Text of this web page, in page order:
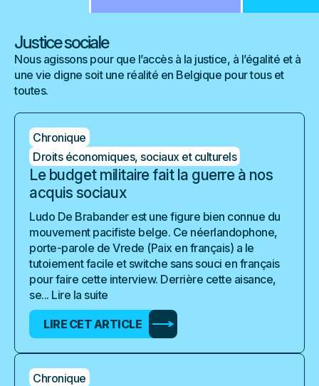
Justice sociale
Nous agissons pour que l’accès à la justice, à l’égalité et à
une vie digne soit une réalité en Belgique pour tous et
toutes.
Chronique
Droits économiques, sociaux et culturels
Le budget militaire fait la guerre à nos
acquis sociaux
Ludo De Brabander est une figure bien connue du
mouvement pacifiste belge. Ce néerlandophone,
porte-parole de Vrede (Paix en français) a le
tutoiement facile et switche sans souci en français
pour faire cette interview. Derrière cette aisance,
se... Lire la suite
LIRE CET ARTICLE
Chronique